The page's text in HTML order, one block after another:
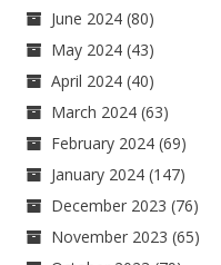
June 2024 (80)
May 2024 (43)
April 2024 (40)
March 2024 (63)
February 2024 (69)
January 2024 (147)
December 2023 (76)
November 2023 (65)